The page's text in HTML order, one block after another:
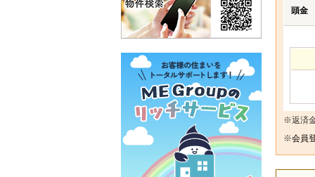
頭金
※返済
※会員